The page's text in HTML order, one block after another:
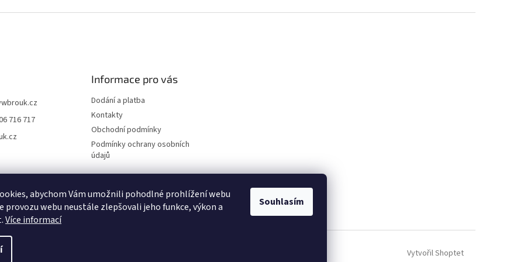
abychom Vám umožnili pohodlné prohlížení webu
provozu webu neustále zlepšovali jeho funkce, výkon a
Více informací
Souhlasím
716 717
Informace pro vás
Dodání a platba
Kontakty
Obchodní podmínky
Podmínky ochrany osobních
údajů
Vytvořil Shoptet